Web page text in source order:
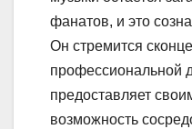
фанатов, и это
Он стремится
профессиональной
предоставляет
возможность